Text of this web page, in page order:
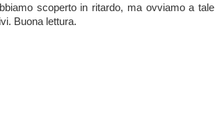
scoperto in ritardo, ma ovviamo a tale
Buona lettura.